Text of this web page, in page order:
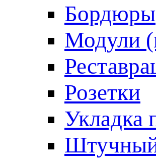
Бордюры
Модули
Розетки
Укладка